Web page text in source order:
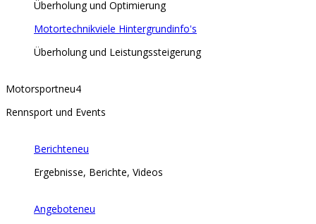
Überholung und Optimierung
Motortechnikviele Hintergrundinfo's
Überholung und Leistungssteigerung
Motorsportneu4
Rennsport und Events
Berichteneu
Ergebnisse, Berichte, Videos
Angeboteneu